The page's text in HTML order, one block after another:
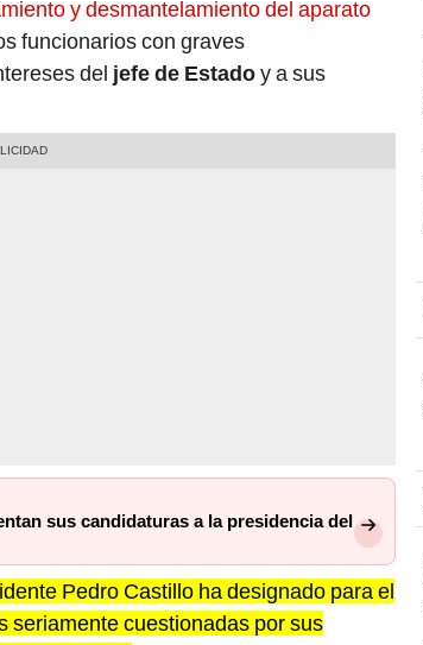
funcionarios con graves
deljefe de Estado
sus candidaturas a la presidencia del
Pedro Castillo ha designado para el
seriamente cuestionadas por sus
en curso,dando entender que a su